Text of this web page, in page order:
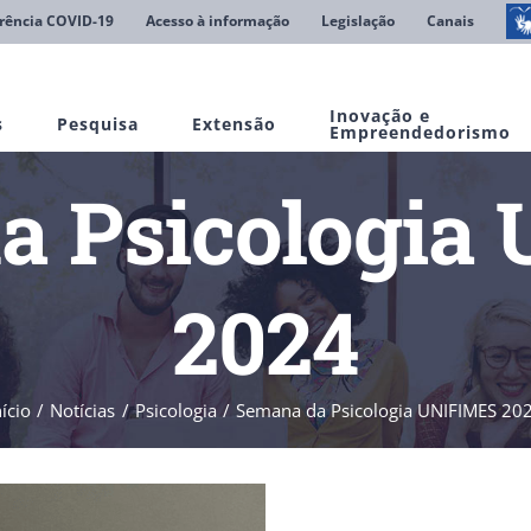
COVID-19 Acesso à informação Legislação Canais
Pesquisa Extensão Inovação e
Empreendedorismo
Psicologia
2024
Notícias Psicologia Semana da Psicologia UNIFIMES